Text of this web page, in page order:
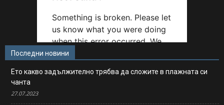
Последни новини
Ето какво задължително трябва да сложите в плажната си
чанта
27.07.2023